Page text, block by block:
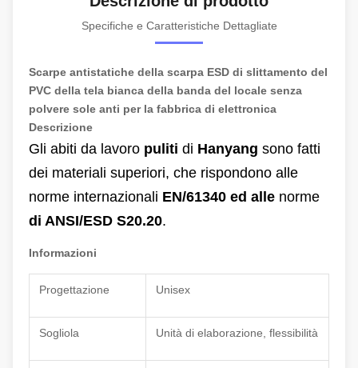
Specifiche e Caratteristiche Dettagliate
Scarpe antistatiche della scarpa ESD di slittamento del
PVC della tela bianca della banda del locale senza
polvere sole anti per la fabbrica di elettronica
Descrizione
Gli abiti da lavoro puliti di Hanyang sono fatti
dei materiali superiori, che rispondono alle
norme internazionali EN/61340 ed alle norme
di ANSI/ESD S20.20.
Informazioni
Progettazione Unisex
Sogliola Unità di elaborazione, flessibilità